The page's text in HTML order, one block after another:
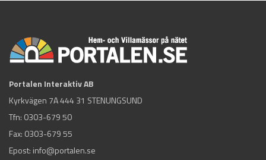
Portalen Interaktiv AB
Kyrkvägen 7A 444 31 STENUNGSUND
Tfn: 0303-679 50
Fax: 0303-679 55
Epost: info@portalen.se